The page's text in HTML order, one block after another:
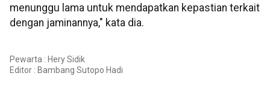
menunggu lama untuk mendapatkan kepastian terkait
dengan jaminannya," kata dia.
Pewarta : Hery Sidik
Editor : Bambang Sutopo Hadi